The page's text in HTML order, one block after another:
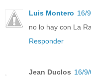
Luis Montero 16/
no lo hay con La
Responder
Jean Duclos 16/